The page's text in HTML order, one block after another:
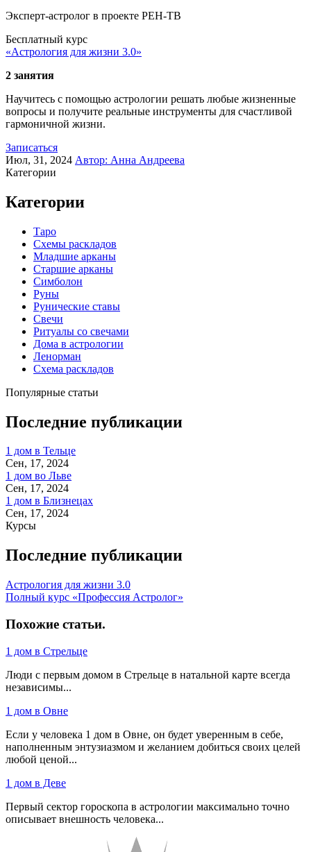
Эксперт-астролог в проекте РЕН-ТВ
Бесплатный курс
«Астрология для жизни 3.0»
2 занятия
Научитесь с помощью астрологии решать любые жизненные
вопросы и получите реальные инструменты для счастливой
гармоничной жизни.
Записаться
Июл, 31, 2024 Автор: Анна Андреева
Категории
Категории
Таро
Схемы раскладов
Младшие арканы
Старшие арканы
Симболон
Руны
Рунические ставы
Свечи
Ритуалы со свечами
Дома в астрологии
Ленорман
Схема раскладов
Популярные статьи
Последние публикации
1 дом в Тельце
Сен, 17, 2024
1 дом во Льве
Сен, 17, 2024
1 дом в Близнецах
Сен, 17, 2024
Курсы
Последние публикации
Астрология для жизни 3.0
Полный курс «Профессия Астролог»
Похожие статьи.
1 дом в Стрельце
Люди с первым домом в Стрельце в натальной карте всегда
независимы...
1 дом в Овне
Если у человека 1 дом в Овне, он будет уверенным в себе,
наполненным энтузиазмом и желанием добиться своих целей
любой ценой...
1 дом в Деве
Первый сектор гороскопа в астрологии максимально точно
описывает внешность человека...